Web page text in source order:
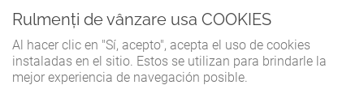
POLÍTICA DE PRIVACIDAD
CONTACTO
Rulmenți de vânzare usa COOKIES
Al hacer clic en "Sí, acepto", acepta el uso de cookies
instaladas en el sitio. Estos se utilizan para brindarle la
mejor experiencia de navegación posible.